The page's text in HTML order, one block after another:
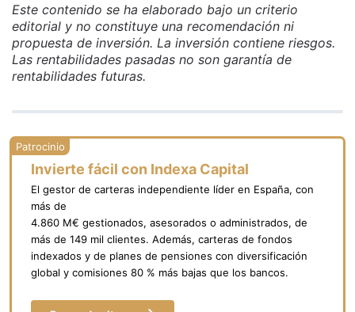
Este contenido se ha elaborado bajo un criterio
editorial y no constituye una recomendación ni
propuesta de inversión. La inversión contiene riesgos.
Las rentabilidades pasadas no son garantía de
rentabilidades futuras.
Invierte fácil con Indexa Capital
El gestor de carteras independiente líder en España, con
más de
4.860 M€ gestionados, asesorados o administrados, de
más de 149 mil clientes. Además, carteras de fondos
indexados y de planes de pensiones con diversificación
global y comisiones 80 % más bajas que los bancos.